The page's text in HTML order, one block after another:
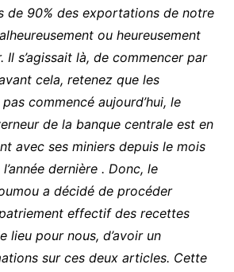
de 90% des exportations de notre
ou heureusement
Il s’agissait là, de commencer par
cela, retenez que les
commencé aujourd’hui, le
de la banque centrale est en
avec ses miniers depuis le mois
dernière . Donc, le
a décidé de procéder
effectif des recettes
lieu pour nous, d’avoir un
sur ces deux articles. Cette